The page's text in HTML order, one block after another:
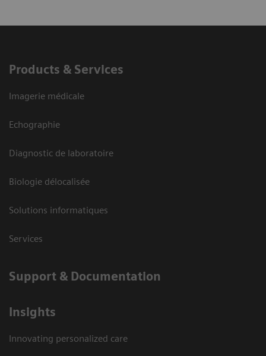
Products & Services
Imagerie médicale
Echographie
Diagnostic de laboratoire
Biologie délocalisée
Solutions informatiques
Services
Support & Documentation
Insights
Innovating personalized care